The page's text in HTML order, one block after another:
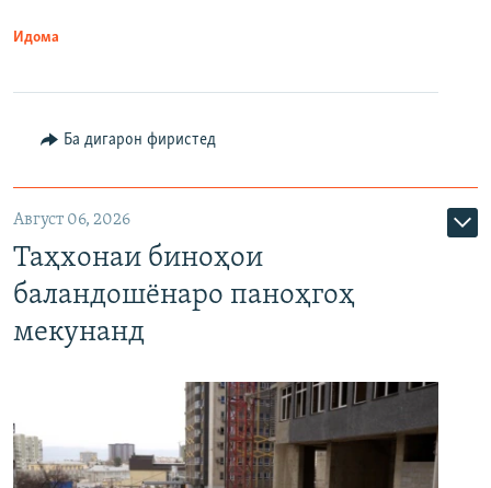
Идома
Ба дигарон фиристед
Август 06, 2026
Таҳхонаи биноҳои
баландошёнаро паноҳгоҳ
мекунанд